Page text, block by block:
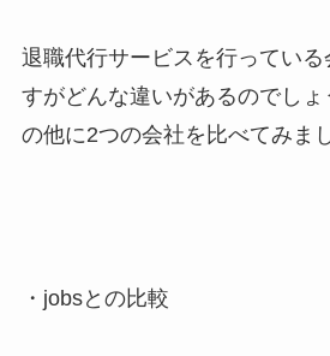
退職代行サービスを行っている
すがどんな違いがあるのでし
の他に2つの会社を比べてみまし
・jobsとの比較